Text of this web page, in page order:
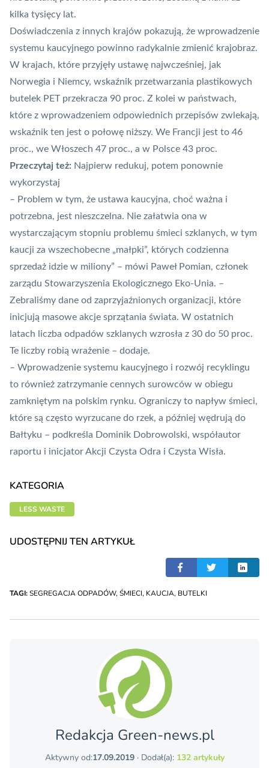
kilka tysięcy lat.
Doświadczenia z innych krajów pokazują, że wprowadzenie
systemu kaucyjnego powinno radykalnie zmienić krajobraz.
W krajach, które przyjęły ustawę najwcześniej, jak
Norwegia i Niemcy, wskaźnik przetwarzania plastikowych
butelek PET przekracza 90 proc. Z kolei w państwach,
które z wprowadzeniem odpowiednich przepisów zwlekają,
wskaźnik ten jest o połowę niższy. We Francji jest to 46
proc., we Włoszech 47 proc., a w Polsce 43 proc.
Przeczytaj też: Najpierw redukuj, potem ponownie
wykorzystaj
– Problem w tym, że ustawa kaucyjna, choć ważna i
potrzebna, jest nieszczelna. Nie załatwia ona w
wystarczającym stopniu problemu śmieci szklanych, w tym
kaucji za wszechobecne „małpki”, których codzienna
sprzedaż idzie w miliony” – mówi Paweł Pomian, członek
zarządu Stowarzyszenia Ekologicznego Eko-Unia. –
Zebraliśmy dane od zaprzyjaźnionych organizacji, które
inicjują masowe akcje sprzątania świata. W ostatnich
latach liczba odpadów szklanych wzrosła z 30 do 50 proc.
Te liczby robią wrażenie – dodaje.
– Wprowadzenie systemu kaucyjnego i rozwój recyklingu
to również zatrzymanie cennych surowców w obiegu
zamkniętym na polskim rynku. Ograniczy to napływ śmieci,
które są często wyrzucane do rzek, a później wędrują do
Bałtyku – podkreśla Dominik Dobrowolski, współautor
raportu i inicjator Akcji Czysta Odra i Czysta Wisła.
KATEGORIA
LESS WASTE
UDOSTĘPNIJ TEN ARTYKUŁ
TAGI:SEGREGACJA ODPADÓW, ŚMIECI, KAUCJA, BUTELKI
Redakcja Green-news.pl
Aktywny od:17.09.2019· Dodał(a): 132 artykuły